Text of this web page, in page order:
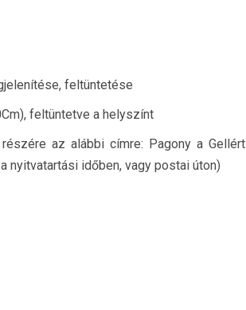
feltüntetése
feltüntetve a helyszínt
az alábbi címre: Pagony a Gellért
nyitvatartási időben, vagy postai úton)